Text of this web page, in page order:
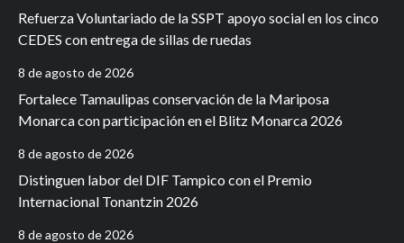
Refuerza Voluntariado de la SSPT apoyo social en los cinco
CEDES con entrega de sillas de ruedas
8 de agosto de 2026
Fortalece Tamaulipas conservación de la Mariposa
Monarca con participación en el Blitz Monarca 2026
8 de agosto de 2026
Distinguen labor del DIF Tampico con el Premio
Internacional Tonantzin 2026
8 de agosto de 2026